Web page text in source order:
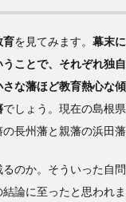
育を見てみます。 幕末
ことで、それぞれ独
さな藩ほど教育熱心な
でしょう。現在の島根
長州藩と親藩の浜田
のか。そういった自
論に至ったと思われま